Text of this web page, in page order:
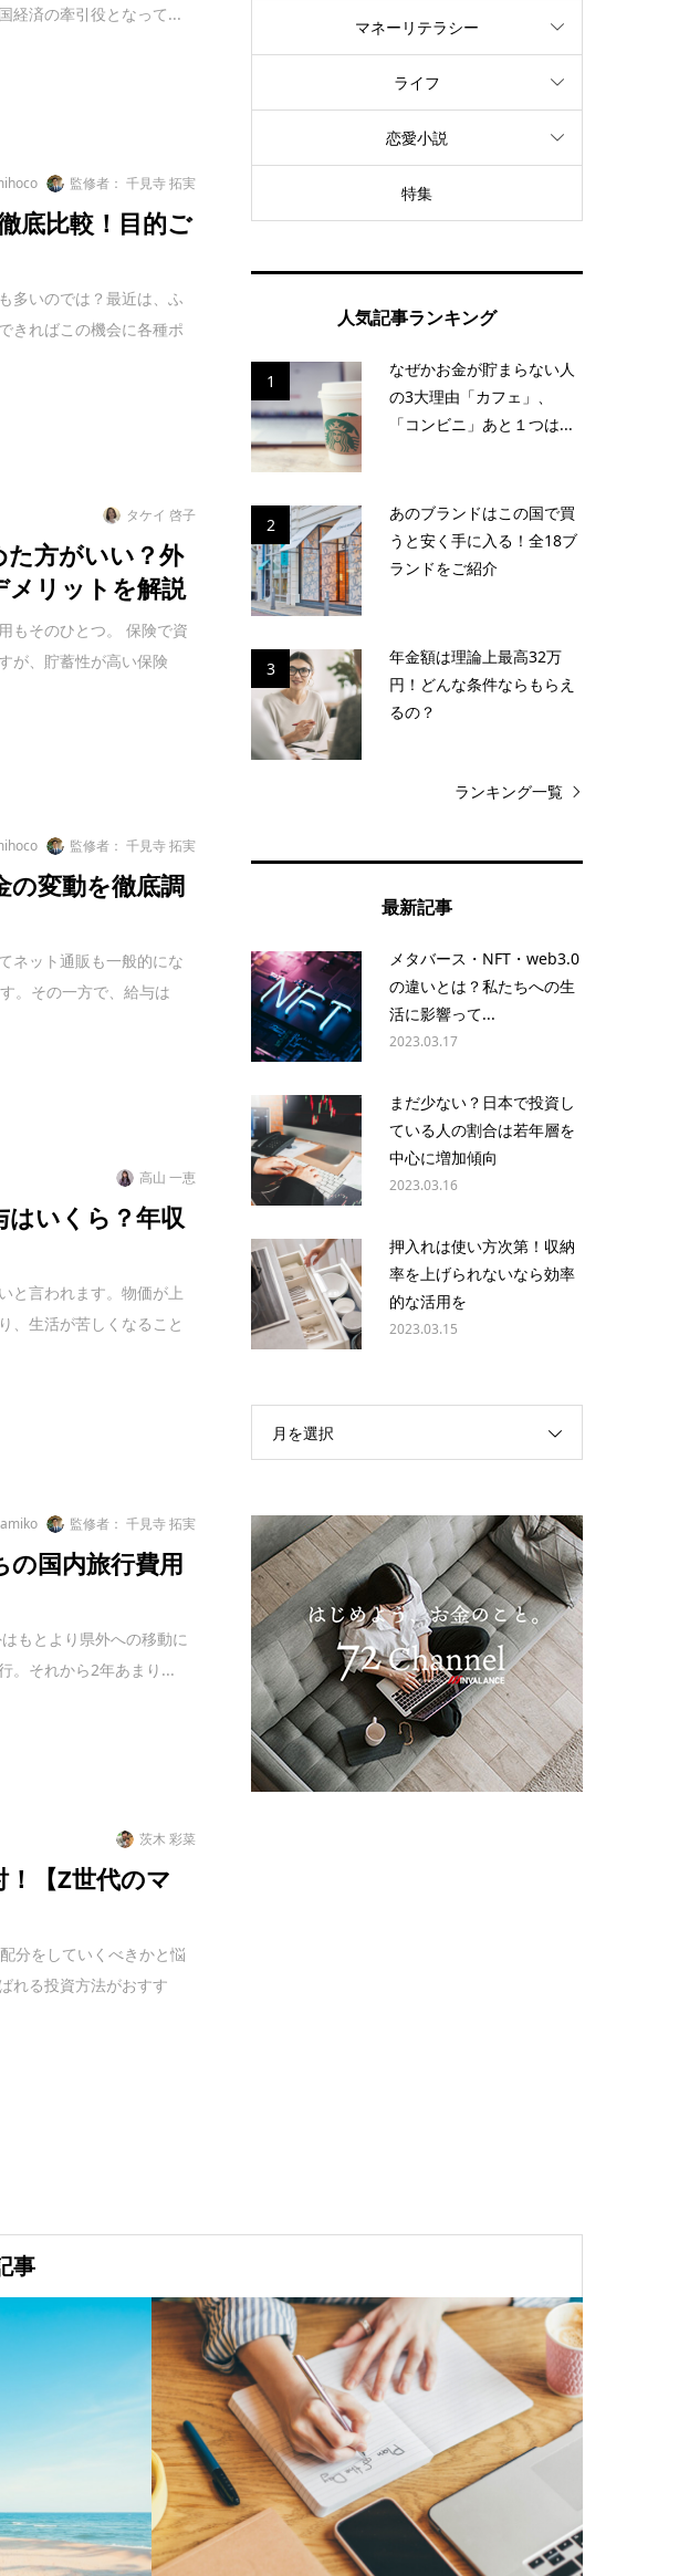
経済の牽引役となって...
監修者： 千見寺 拓実
底比較！目的ご
多いのでは？最近は、ふ
きればこの機会に各種ポ
タケイ 啓子
た方がいい？外
メリットを解説
もそのひとつ。 保険で資
が、貯蓄性が高い保険
監修者： 千見寺 拓実
の変動を徹底調
ネット通販も一般的にな
。その一方で、給与は
高山 一恵
はいくら？年収
と言われます。物価が上
、生活が苦しくなること
監修者： 千見寺 拓実
国内旅行費用
もとより県外への移動に
。それから2年あまり...
茨木 彩菜
【Z世代のマ
分をしていくべきかと悩
れる投資方法がおすす
マネーリテラシー
ライフ
恋愛小説
特集
人気記事ランキング
1
なぜかお金が貯まらない人
の3大理由「カフェ」、
「コンビニ」あと１つは...
2
あのブランドはこの国で買
うと安く手に入る！全18ブ
ランドをご紹介
3
年金額は理論上最高32万
円！どんな条件ならもらえ
るの？
ランキング一覧
最新記事
メタバース・NFT・web3.0
の違いとは？私たちへの生
活に影響って...
2023.03.17
まだ少ない？日本で投資し
ている人の割合は若年層を
中心に増加傾向
2023.03.16
押入れは使い方次第！収納
率を上げられないなら効率
的な活用を
2023.03.15
月を選択
事